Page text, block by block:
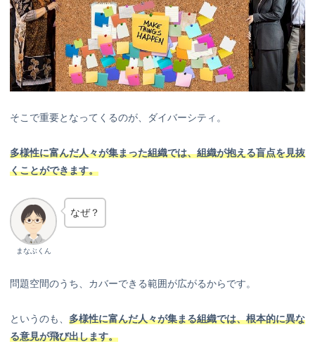
そこで重要となってくるのが、ダイバーシティ。
多様性に富んだ人々が集まった組織では、組織が抱える盲点を見抜
くことができます。
まなぶくん
なぜ？
問題空間のうち、カバーできる範囲が広がるからです。
というのも、 多様性に富んだ人々が集まる組織では、根本的に異な
る意見が飛び出します。